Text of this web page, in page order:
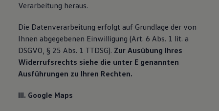
Verarbeitung heraus.
Die Datenverarbeitung erfolgt auf Grundlage der von
Ihnen abgegebenen Einwilligung (Art. 6 Abs. 1 lit. a
DSGVO, § 25 Abs. 1 TTDSG). Zur Ausübung Ihres
Widerrufsrechts siehe die unter E genannten
Ausführungen zu Ihren Rechten.
III. Google Maps